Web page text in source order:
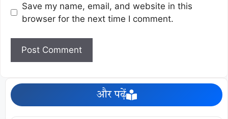
Save my name, email, and website in this
browser for the next time I comment.
और पढ़ें